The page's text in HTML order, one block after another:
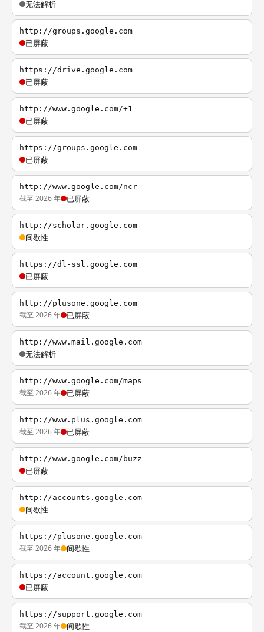
无法解析
http://groups.google.com
已屏蔽
https://drive.google.com
已屏蔽
http://www.google.com/+1
已屏蔽
https://groups.google.com
已屏蔽
http://www.google.com/ncr
截至 2026 年 已屏蔽
http://scholar.google.com
间歇性
https://dl-ssl.google.com
已屏蔽
http://plusone.google.com
截至 2026 年 已屏蔽
http://www.mail.google.com
无法解析
http://www.google.com/maps
截至 2026 年 已屏蔽
http://www.plus.google.com
截至 2026 年 已屏蔽
http://www.google.com/buzz
已屏蔽
http://accounts.google.com
间歇性
https://plusone.google.com
截至 2026 年 间歇性
https://account.google.com
已屏蔽
https://support.google.com
截至 2026 年 间歇性